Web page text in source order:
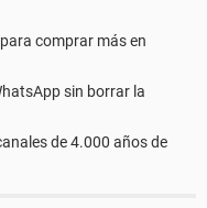
comprar más en
sin borrar la
de 4.000 años de